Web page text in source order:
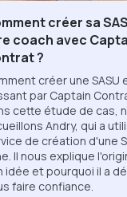
créer sa
coach avec
?
créer une SASU
par Captain
cette étude de cas,
Andry, qui a
de création d'une
Il nous explique
idée et pourquoi il a
faire confiance.